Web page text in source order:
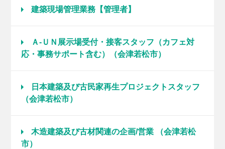
建築現場管理業務【管理者】
Ａ-ＵＮ展示場受付・接客スタッフ（カフェ対
応・事務サポート含む）（会津若松市）
日本建築及び古民家再生プロジェクトスタッフ
（会津若松市）
木造建築及び古材関連の企画/営業 （会津若松
市）